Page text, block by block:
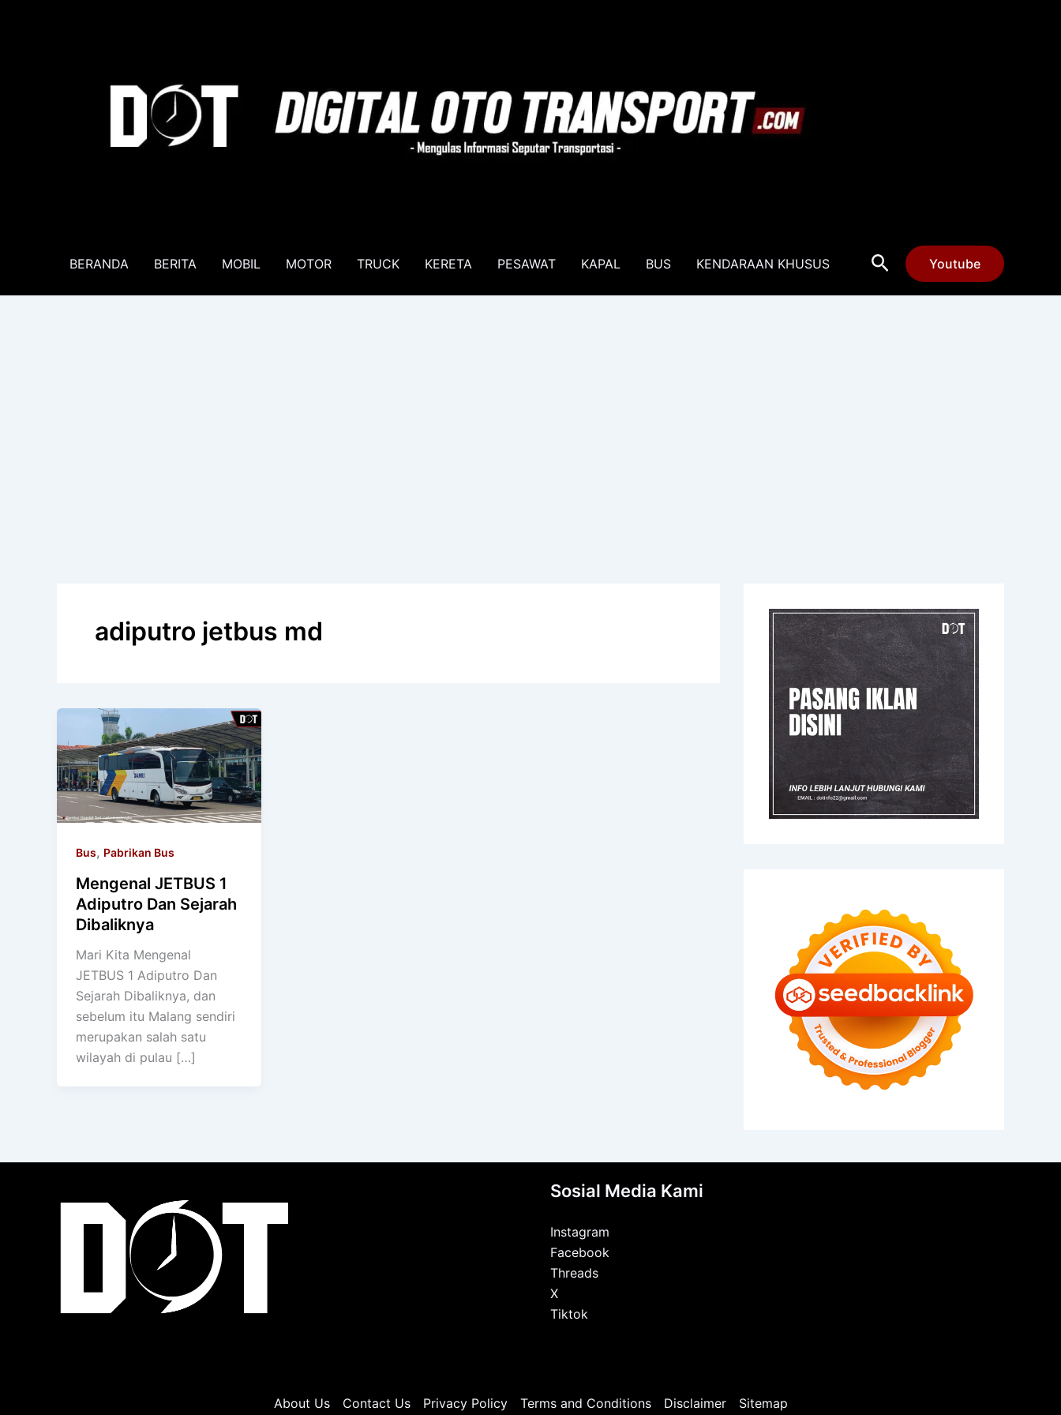
BERANDA BERITA MOBIL MOTOR TRUCK KERETA PESAWAT KAPAL BUS KENDARAAN KHUSUS Cari Youtube
adiputro jetbus md
Bus, Pabrikan Bus
Mengenal JETBUS 1
Adiputro Dan Sejarah
Dibaliknya
Mari Kita Mengenal
JETBUS 1 Adiputro Dan
Sejarah Dibaliknya, dan
sebelum itu Malang sendiri
merupakan salah satu
wilayah di pulau […]
Sosial Media Kami
Instagram
Facebook
Threads
X
Tiktok
About Us Contact Us Privacy Policy Terms and Conditions Disclaimer Sitemap